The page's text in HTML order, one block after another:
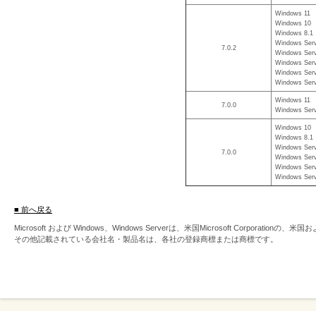
7.0.2
Windows 11
Windows 10
Windows 8.1
Windows
Windows
Windows
Windows
Windows
7.0.0
Windows 11
Windows
7.0.0
Windows 10
Windows 8.1
Windows
Windows
Windows
Windows
■ 前へ戻る
Microsoft および Windows、Windows Serverは、米国Microsoft Corporationの、米国
その他記載されている会社名・製品名は、各社の登録商標または商標です。